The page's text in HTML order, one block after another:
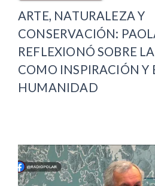
ARTE, NATURALEZA Y
CONSERVACIÓN:
REFLEXIONÓ SOBRE
COMO INSPIRACIÓN Y
HUMANIDAD